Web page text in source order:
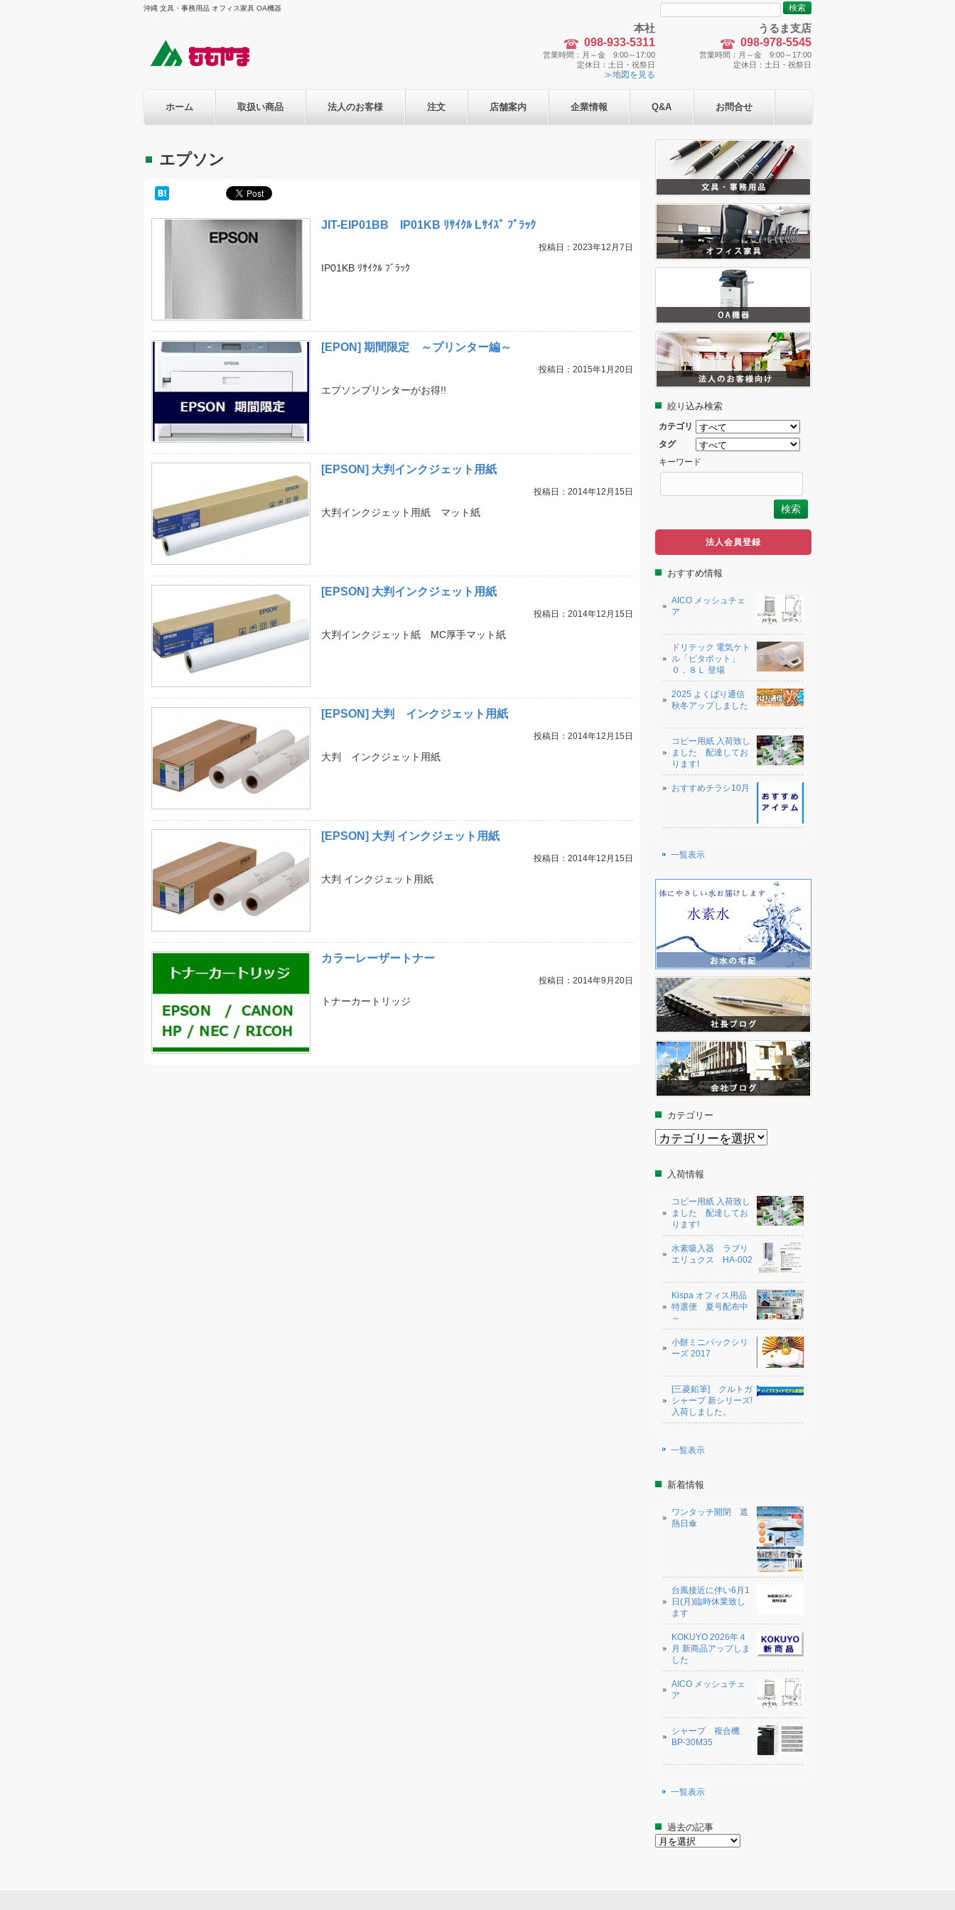
沖縄 文具・事務用品 オフィス家具 OA機器
検
索:
本社
098-933-5311
営業時間：月～金 9:00～17:00
定休日：土日・祝祭日
≫地図を見る
うるま支店
098-978-5545
営業時間：月～金 9:00～17:00
定休日：土日・祝祭日
ホーム 取扱い商品 法人のお客様 注文 店舗案内 企業情報 Q&A お問合せ
エプソン
JIT-EIP01BB IP01KB ﾘｻｲｸﾙ Lｻｲｽﾞ ﾌﾞﾗｯｸ
投稿日：2023年12月7日
IP01KB ﾘｻｲｸﾙ ﾌﾞﾗｯｸ
[EPON] 期間限定 ～プリンター編～
投稿日：2015年1月20日
エプソンプリンターがお得!!
[EPSON] 大判インクジェット用紙
投稿日：2014年12月15日
大判インクジェット用紙 マット紙
[EPSON] 大判インクジェット用紙
投稿日：2014年12月15日
大判インクジェット紙 MC厚手マット紙
[EPSON] 大判 インクジェット用紙
投稿日：2014年12月15日
大判 インクジェット用紙
[EPSON] 大判 インクジェット用紙
投稿日：2014年12月15日
大判 インクジェット用紙
カラーレーザートナー
投稿日：2014年9月20日
トナーカートリッジ
絞り込み検索
カテゴリ
タグ
キーワード
法人会員登録
おすすめ情報
AICO メッシュチェ
ア
ドリテック 電気ケト
ル「ピタポット」
０．８Ｌ 登場
2025 よくばり通信
秋冬アップしました
コピー用紙 入荷致し
ました 配達してお
ります!
おすすめチラシ10月
一覧表示
カテゴリー
カ
テ
ー
入荷情報
コピー用紙 入荷致し
ました 配達してお
ります!
水素吸入器 ラブリ
エリュクス HA-002
Kispa オフィス用品
特選便 夏号配布中
～
小餅ミニパックシリ
ーズ 2017
[三菱鉛筆] クルトガ
シャープ 新シリーズ!
入荷しました。
一覧表示
新着情報
ワンタッチ開閉 遮
熱日傘
台風接近に伴い6月1
日(月)臨時休業致し
ます
KOKUYO 2026年４
月 新商品アップしま
した
AICO メッシュチェ
ア
シャープ 複合機
BP-30M35
一覧表示
過去の記事
過
事